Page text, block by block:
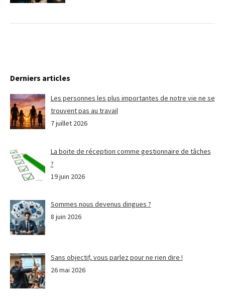
Derniers articles
Les personnes les plus importantes de notre vie ne se
trouvent pas au travail
7 juillet 2026
La boite de réception comme gestionnaire de tâches
?
19 juin 2026
Sommes nous devenus dingues ?
8 juin 2026
Sans objectif, vous parlez pour ne rien dire !
26 mai 2026